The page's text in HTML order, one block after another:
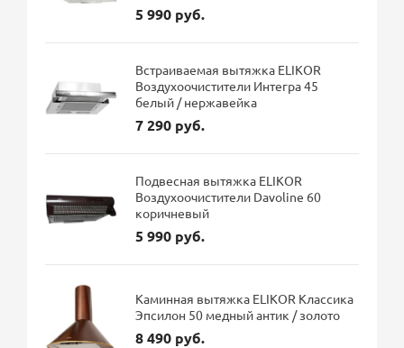
5 990 руб.
Встраиваемая вытяжка ELIKOR
Воздухоочистители Интегра 45
белый / нержавейка
7 290 руб.
Подвесная вытяжка ELIKOR
Воздухоочистители Davoline 60
коричневый
5 990 руб.
Каминная вытяжка ELIKOR Классика
Эпсилон 50 медный антик / золото
8 490 руб.